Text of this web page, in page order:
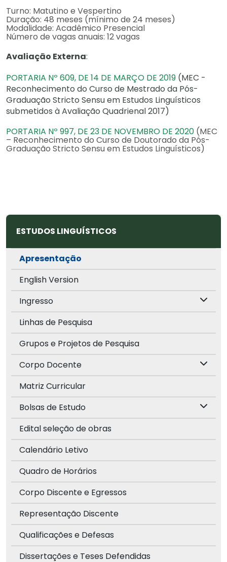
Turno: Matutino e Vespertino
Duração: 48 meses (mínimo de 24 meses)
Modalidade: Acadêmico Presencial
Número de vagas anuais: 12 vagas
Avaliação Externa:
PORTARIA Nº 609, DE 14 DE MARÇO DE 2019 (MEC -
Reconhecimento do Curso de Mestrado da Pós-
Graduação Stricto Sensu em Estudos Linguísticos
submetidos à Avaliação Quadrienal 2017)
PORTARIA Nº 997, DE 23 DE NOVEMBRO DE 2020 (MEC
– Reconhecimento do Curso de Doutorado da Pós-
Graduação Stricto Sensu em Estudos Linguísticos)
ESTUDOS LINGUÍSTICOS
Apresentação
English Version
Ingresso
Linhas de Pesquisa
Grupos e Projetos de Pesquisa
Corpo Docente
Matriz Curricular
Bolsas de Estudo
Edital seleção de obras
Calendário Letivo
Quadro de Horários
Corpo Discente e Egressos
Representação Discente
Qualificações e Defesas
Dissertações e Teses Defendidas